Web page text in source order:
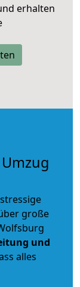
erhalten
große
und
alles